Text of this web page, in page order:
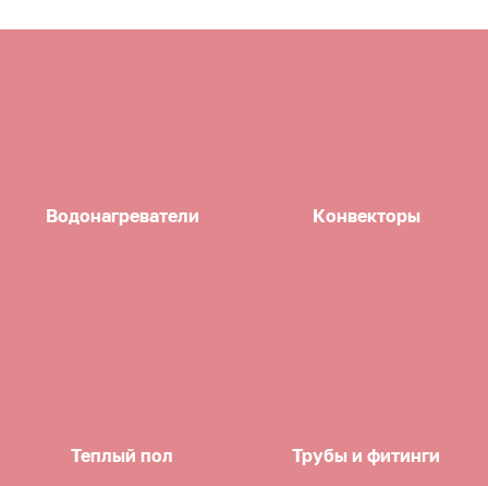
Водонагреватели Конвекторы
Теплый пол Трубы и фитинги